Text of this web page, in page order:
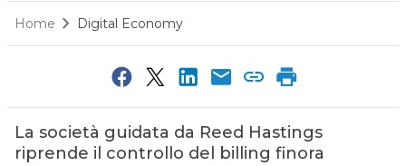
Home Digital Economy
La società guidata da Reed Hastings
riprende il controllo del billing finora